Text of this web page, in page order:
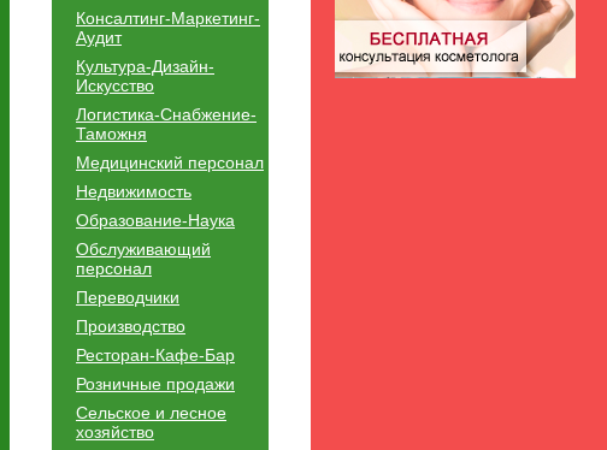
Консалтинг-Маркетинг-
Аудит
Культура-Дизайн-
Искусство
Логистика-Снабжение-
Таможня
Медицинский персонал
Недвижимость
Образование-Наука
Обслуживающий
персонал
Переводчики
Производство
Ресторан-Кафе-Бар
Розничные продажи
Сельское и лесное
хозяйство